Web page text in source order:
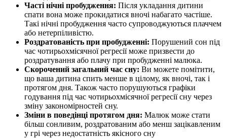
Часті нічні пробудження: Після укладання дитини
спати вона може прокидатися вночі набагато частіше.
Такі нічні пробудження часто супроводжуються плаччем
або нетерпіливістю.
Роздратованість при пробудженні: Порушений сон під
час чотирьохмісячної регресії може призвести до
роздратування або плачу при пробудженні малюка.
Скорочений загальний час сну: Ви можете помітити,
що ваша дитина спить менше в цілому, як вночі, так і
протягом дня. Також часто порушуються графіки
годування під час чотирьохмісячної регресії сну через
зміну закономірностей сну.
Зміни в поведінці протягом дня: Малюк може стати
більш сонливим, роздратованим або менш зацікавленим
у грі через недостатність якісного сну